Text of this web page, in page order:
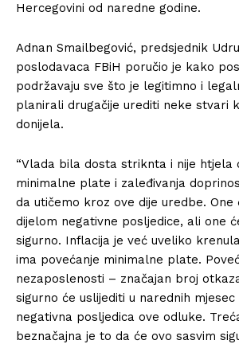
Hercegovini od naredne godine.
Adnan Smailbegović, predsjednik
poslodavaca FBiH poručio je kako
podržavaju sve što je legitimno i
planirali drugačije urediti neke stvari
donijela.
“Vlada bila dosta striknta i nije htjela
minimalne plate i zaleđivanja
da utičemo kroz ove dije uredbe. One
dijelom negativne posljedice, ali one
sigurno. Inflacija je već uveliko
ima povećanje minimalne plate.
nezaposlenosti – značajan broj
sigurno će uslijediti u narednih
negativna posljedica ove odluke.
beznačajna je to da će ovo sasvim